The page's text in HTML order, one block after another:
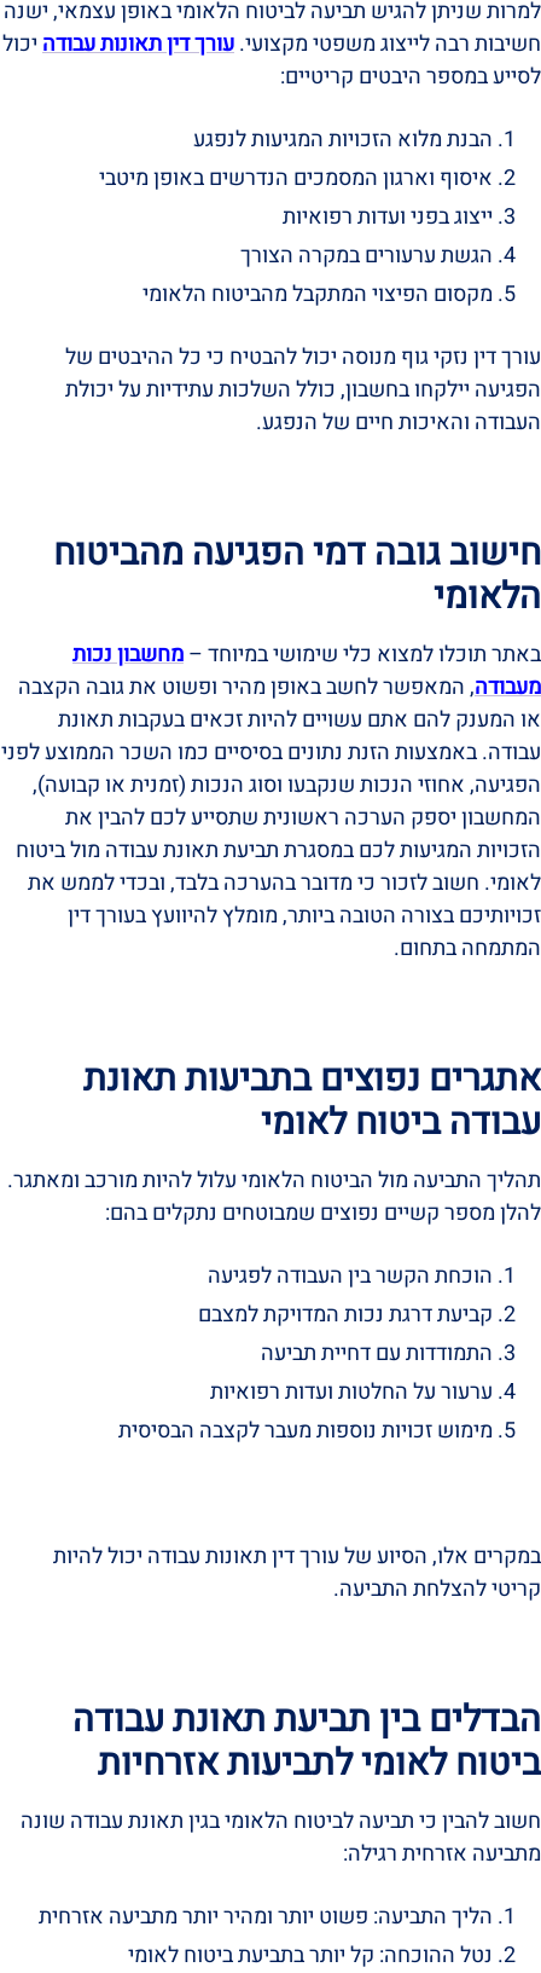
למרות שניתן להגיש תביעה לביטוח הלאומי באופן עצמאי, ישנה
חשיבות רבה לייצוג משפטי מקצועי.עורך דין תאונות עבודהיכול
לסייע במספר היבטים קריטיים:
הבנת מלוא הזכויות המגיעות לנפגע
איסוף וארגון המסמכים הנדרשים באופן מיטבי
ייצוג בפני ועדות רפואיות
הגשת ערעורים במקרה הצורך
מקסום הפיצוי המתקבל מהביטוח הלאומי
עורך דין נזקי גוף מנוסה יכול להבטיח כי כל ההיבטים של
הפגיעה יילקחו בחשבון, כולל השלכות עתידיות על יכולת
העבודה והאיכות חיים של הנפגע.
חישוב גובה דמי הפגיעה מהביטוח
הלאומי
באתר תוכלו למצוא כלי שימושי במיוחד –מחשבון נכות
מעבודה, המאפשר לחשב באופן מהיר ופשוט את גובה הקצבה
או המענק להם אתם עשויים להיות זכאים בעקבות תאונת
עבודה. באמצעות הזנת נתונים בסיסיים כמו השכר הממוצע לפני
הפגיעה, אחוזי הנכות שנקבעו וסוג הנכות (זמנית או קבועה),
המחשבון יספק הערכה ראשונית שתסייע לכם להבין את
הזכויות המגיעות לכם במסגרת תביעת תאונת עבודה מול ביטוח
לאומי. חשוב לזכור כי מדובר בהערכה בלבד, ובכדי לממש את
זכויותיכם בצורה הטובה ביותר, מומלץ להיוועץ בעורך דין
המתמחה בתחום.
אתגרים נפוצים בתביעות תאונת
עבודה ביטוח לאומי
תהליך התביעה מול הביטוח הלאומי עלול להיות מורכב ומאתגר.
להלן מספר קשיים נפוצים שמבוטחים נתקלים בהם:
הוכחת הקשר בין העבודה לפגיעה
קביעת דרגת נכות המדויקת למצבם
התמודדות עם דחיית תביעה
ערעור על החלטות ועדות רפואיות
מימוש זכויות נוספות מעבר לקצבה הבסיסית
במקרים אלו, הסיוע של עורך דין תאונות עבודה יכול להיות
קריטי להצלחת התביעה.
הבדלים בין תביעת תאונת עבודה
ביטוח לאומי לתביעות אזרחיות
חשוב להבין כי תביעה לביטוח הלאומי בגין תאונת עבודה שונה
מתביעה אזרחית רגילה:
הליך התביעה: פשוט יותר ומהיר יותר מתביעה אזרחית
נטל ההוכחה: קל יותר בתביעת ביטוח לאומי